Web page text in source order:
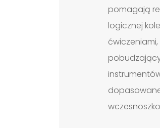
pomagają
logicznej